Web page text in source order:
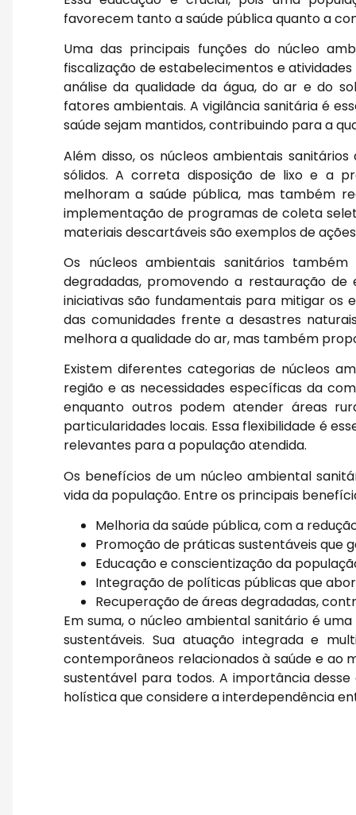
favorecem tanto a saúde pública quanto a
Uma das principais funções do núcleo
fiscalização de estabelecimentos e
análise da qualidade da água, do ar e do
fatores ambientais. A vigilância sanitária é
saúde sejam mantidos, contribuindo para a
Além disso, os núcleos ambientais
sólidos. A correta disposição de lixo e a
melhoram a saúde pública, mas também
implementação de programas de coleta
materiais descartáveis são exemplos de
Os núcleos ambientais sanitários
degradadas, promovendo a restauração de
iniciativas são fundamentais para mitigar os
das comunidades frente a desastres
melhora a qualidade do ar, mas também
Existem diferentes categorias de núcleos
região e as necessidades específicas da
enquanto outros podem atender áreas
particularidades locais. Essa flexibilidade é
relevantes para a população atendida.
Os benefícios de um núcleo ambiental
vida da população. Entre os principais
Melhoria da saúde pública, com a
Promoção de práticas sustentáveis que
Educação e conscientização da
Integração de políticas públicas que
Recuperação de áreas degradadas,
Em suma, o núcleo ambiental sanitário é
sustentáveis. Sua atuação integrada e
contemporâneos relacionados à saúde e ao
sustentável para todos. A importância
holística que considere a interdependência